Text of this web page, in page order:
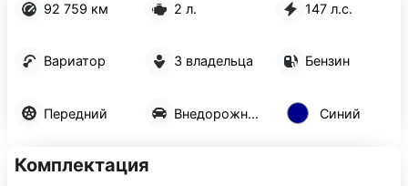
92 759 км 2 л. 147 л.с.
Вариатор 3 владельца Бензин
Передний Внедорожник 5 дв. Синий
Комплектация